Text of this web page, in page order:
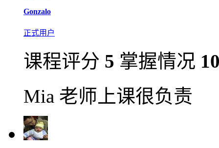
Gonzalo
正式用户
课程评分 5 掌握情况
Mia 老师上课很负责